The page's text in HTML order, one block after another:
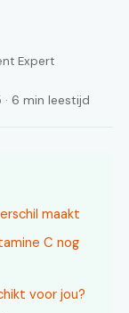
Expert
6 min leestijd
maakt
C nog
voor jou?